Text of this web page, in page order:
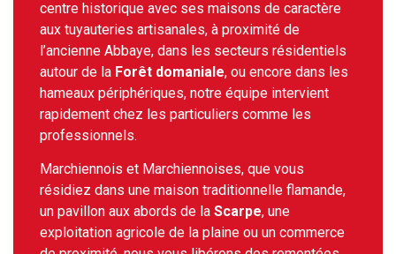
centre historique avec ses maisons de caractère
aux tuyauteries artisanales, à proximité de
l’ancienne Abbaye, dans les secteurs résidentiels
autour de la Forêt domaniale, ou encore dans les
hameaux périphériques, notre équipe intervient
rapidement chez les particuliers comme les
professionnels.
Marchiennois et Marchiennoises, que vous
résidiez dans une maison traditionnelle flamande,
un pavillon aux abords de la Scarpe, une
exploitation agricole de la plaine ou un commerce